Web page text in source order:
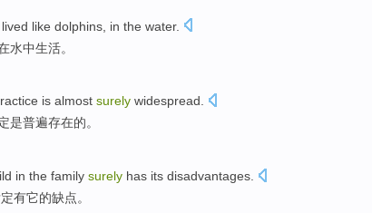
lived like dolphins, in the water.
水中生活。
is almost surely widespread.
是普遍存在的。
in the family surely has its disadvantages
有它的缺点。